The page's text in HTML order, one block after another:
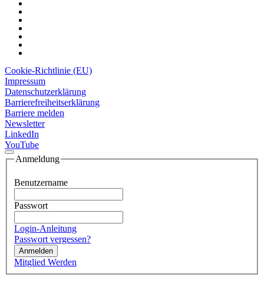
Cookie-Richtlinie (EU)
Impressum
Datenschutzerklärung
Barrierefreiheitserklärung
Barriere melden
Newsletter
LinkedIn
YouTube
Anmeldung
Benutzername
Passwort
Login-Anleitung
Passwort vergessen?
Anmelden
Mitglied Werden